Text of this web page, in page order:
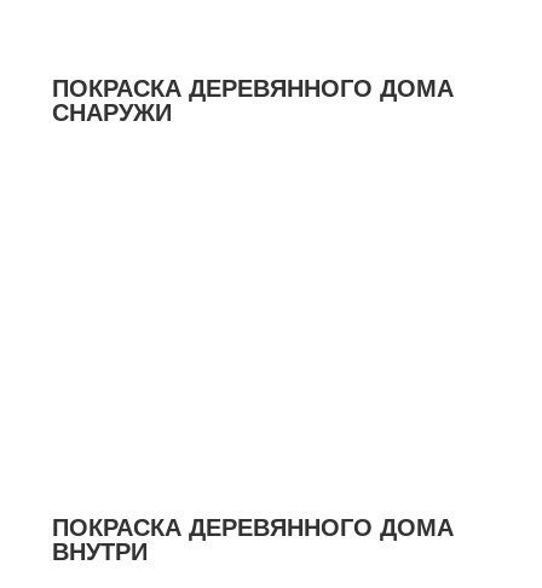
ПОКРАСКА ДЕРЕВЯННОГО ДОМА
СНАРУЖИ
ПОКРАСКА ДЕРЕВЯННОГО ДОМА
ВНУТРИ